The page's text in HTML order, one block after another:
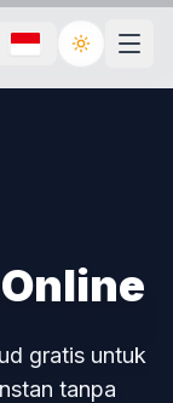
Toggle
gratis untuk
tanpa